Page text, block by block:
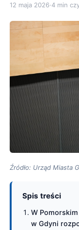
12 maja 2026·4 min
Źródło: Urząd Miasta
Spis treści
W
w Gdyni